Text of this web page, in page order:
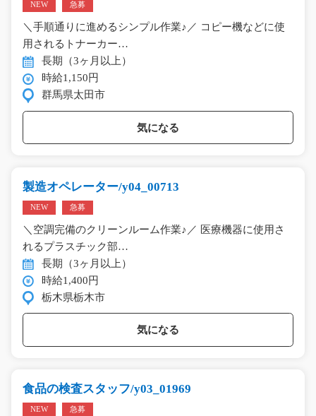
NEW 急募
＼手順通りに進めるシンプル作業♪／ コピー機などに使
用されるトナーカー…
長期（3ヶ月以上）
時給1,150円
群馬県太田市
気になる
製造オペレーター/y04_00713
NEW 急募
＼空調完備のクリーンルーム作業♪／ 医療機器に使用さ
れるプラスチック部…
長期（3ヶ月以上）
時給1,400円
栃木県栃木市
気になる
食品の検査スタッフ/y03_01969
NEW 急募